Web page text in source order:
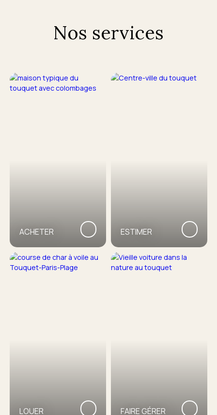
Nos services
ACHETER ESTIMER
LOUER FAIRE GÉRER